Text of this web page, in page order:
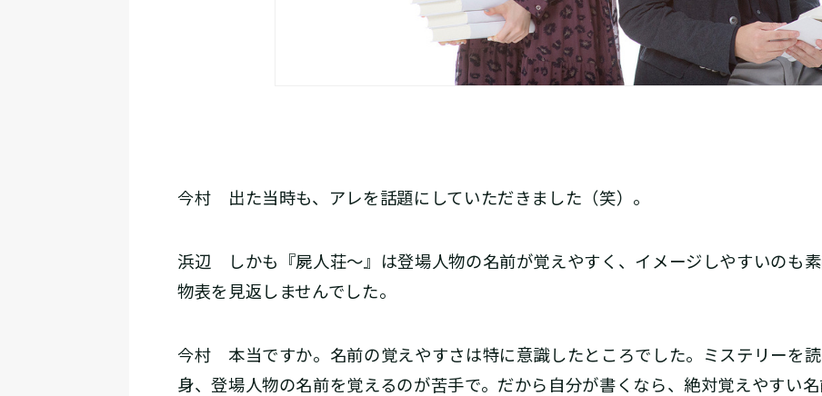
今村 出た当時も、アレを話題にしていただきました（笑）。
浜辺 しかも『屍人荘～』は登場人物の名前が覚えやすく、イメージしやすいのも
物表を見返しませんでした。
今村 本当ですか。名前の覚えやすさは特に意識したところでした。ミステリーを
身、登場人物の名前を覚えるのが苦手で。だから自分が書くなら、絶対覚えやすい